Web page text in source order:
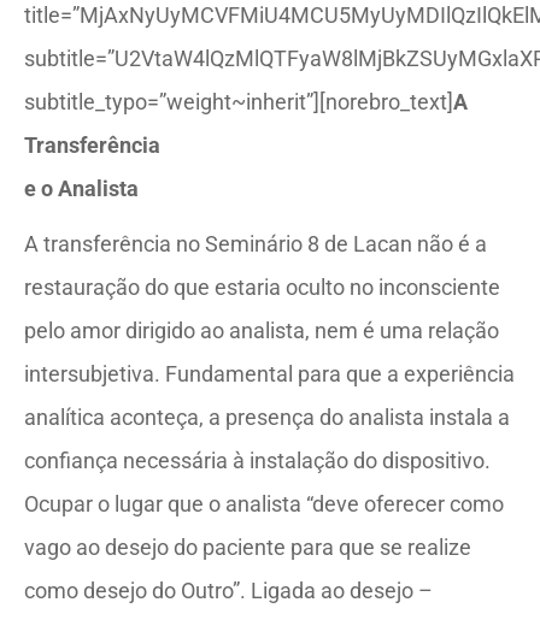
subtitle_typo=”weight~inherit”][norebro_text]A
Transferência
e o Analista
A transferência no Seminário 8 de Lacan não é a
restauração do que estaria oculto no inconsciente
pelo amor dirigido ao analista, nem é uma relação
intersubjetiva. Fundamental para que a experiência
analítica aconteça, a presença do analista instala a
confiança necessária à instalação do dispositivo.
Ocupar o lugar que o analista “deve oferecer como
vago ao desejo do paciente para que se realize
como desejo do Outro”. Ligada ao desejo –